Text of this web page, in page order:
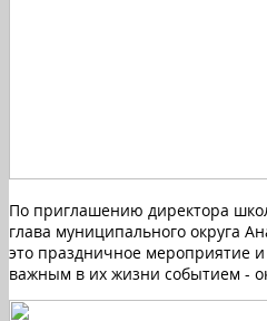
По приглашению директора
глава муниципального округа
это праздничное мероприятие
важным в их жизни событием -